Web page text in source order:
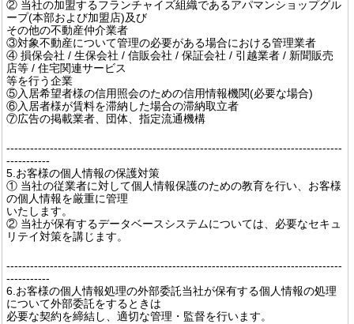
② 当社の加盟するフランチャイズ組織であるアパマンショップグル
ープ(本部および加盟店)及び
その他の不動産仲介業者
③対象不動産について管理の必要がある場合における管理業者
④ 損保会社 / 生保会社 / 信販会社 / 保証会社 / 引越業者 / 新聞販売
店等 / 住宅関連サービス
等を行う企業
⑤入居希望者様の信用照会のための信用情報機関(必要な場合)
⑥入居者様が賃料を滞納した場合の滞納取立者
⑦広告の掲載業者、団体、指定流通機構
-------------------------------------------------------------------------------------
-----------
5.お客様の個人情報の保護対策
① 当社の従業者に対して個人情報保護のための教育を行い、お客様
の個人情報を厳重に管理
いたします。
② 当社が保有するデータベースシステムについては、必要なセキュ
リテイ対策を講じます。
-------------------------------------------------------------------------------------
-----------
6.お客様の個人情報処理の外部委託当社が保有する個人情報の処理
について外部委託をするときは
必要な契約を締結し、適切な管理・監督を行います。